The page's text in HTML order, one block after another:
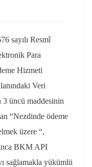
sayılı Resmî
Para
Hizmeti
Veri
üncü maddesinin
“Nezdinde ödeme
üzere “,
BKM API
sağlamakla yükümlü